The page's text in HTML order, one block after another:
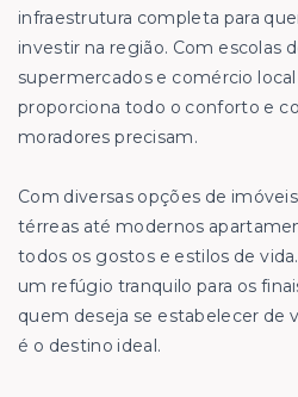
infraestrutura completa para
investir na região. Com escolas
supermercados e comércio
proporciona todo o conforto e
moradores precisam.
Com diversas opções de
térreas até modernos
todos os gostos e estilos de
um refúgio tranquilo para os
quem deseja se estabelecer de
é o destino ideal.